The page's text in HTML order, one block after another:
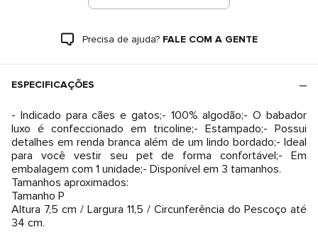
Precisa de ajuda? FALE COM A GENTE
ESPECIFICAÇÕES
- Indicado para cães e gatos;- 100% algodão;- O babador
luxo é confeccionado em tricoline;- Estampado;- Possui
detalhes em renda branca além de um lindo bordado;- Ideal
para você vestir seu pet de forma confortável;- Em
embalagem com 1 unidade;- Disponível em 3 tamanhos.
Tamanhos aproximados:
Tamanho P
Altura 7,5 cm / Largura 11,5 / Circunferência do Pescoço até
34 cm.